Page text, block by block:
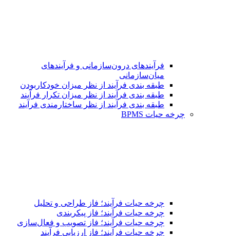
فرآیندهای درون‌سازمانی و فرآیندهای
میان‌سازمانی
طبقه بندی فرآیند از نظر میزان خودکاربودن
طبقه بندی فرآیند از نظر میزان تکرار فرآیند
طبقه بندی فرآیند از نظر ساختارمندی فرآیند
چرخه حیات BPMS
چرخه حیات فرآیند؛ فاز طراحی و تحلیل
چرخه حیات فرآیند؛ فاز پیکربندی
چرخه حیات فرآیند؛ فاز تصویب و فعال‌سازی
چرخه حیات فرآیند؛ فاز ارزیابی فرآیند